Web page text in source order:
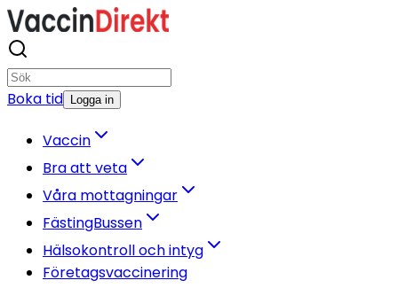
Boka tid Logga in
Vaccin
Bra att veta
Våra mottagningar
FästingBussen
Hälsokontroll och intyg
Företagsvaccinering